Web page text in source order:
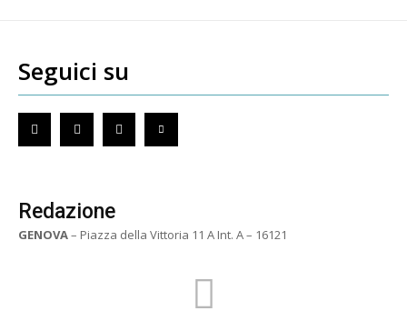
Seguici su
Redazione
GENOVA– Piazza della Vittoria 11 A Int. A – 16121